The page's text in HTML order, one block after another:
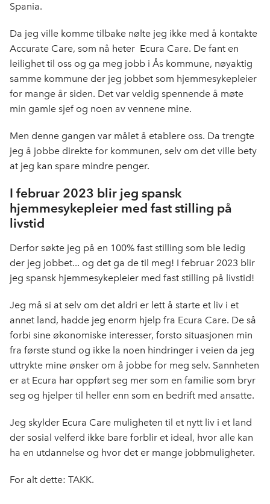
Spania.
Da jeg ville komme tilbake nølte jeg ikke med å kontakte
Accurate Care, som nå heter Ecura Care. De fant en
leilighet til oss og ga meg jobb i Ås kommune, nøyaktig
samme kommune der jeg jobbet som hjemmesykepleier
for mange år siden. Det var veldig spennende å møte
min gamle sjef og noen av vennene mine.
Men denne gangen var målet å etablere oss. Da trengte
jeg å jobbe direkte for kommunen, selv om det ville bety
at jeg kan spare mindre penger.
I februar 2023 blir jeg spansk
hjemmesykepleier med fast stilling på
livstid
Derfor søkte jeg på en 100% fast stilling som ble ledig
der jeg jobbet... og det ga de til meg! I februar 2023 blir
jeg spansk hjemmesykepleier med fast stilling på livstid!
Jeg må si at selv om det aldri er lett å starte et liv i et
annet land, hadde jeg enorm hjelp fra Ecura Care. De så
forbi sine økonomiske interesser, forsto situasjonen min
fra første stund og ikke la noen hindringer i veien da jeg
uttrykte mine ønsker om å jobbe for meg selv. Sannheten
er at Ecura har oppført seg mer som en familie som bryr
seg og hjelper til heller enn som en bedrift med ansatte.
Jeg skylder Ecura Care muligheten til et nytt liv i et land
der sosial velferd ikke bare forblir et ideal, hvor alle kan
ha en utdannelse og hvor det er mange jobbmuligheter.
For alt dette: TAKK.